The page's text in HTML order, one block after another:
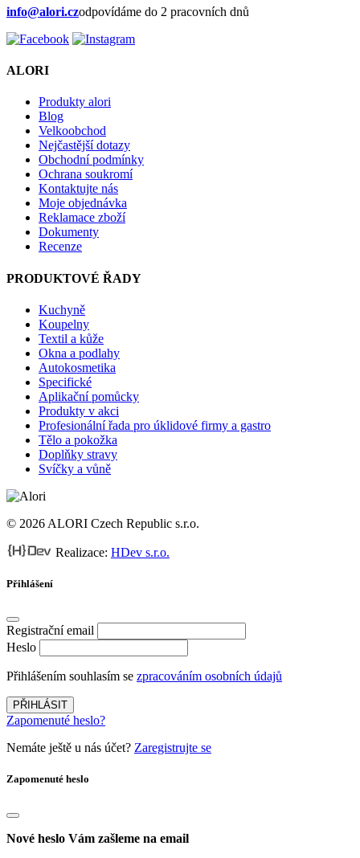
info@alori.czodpovídáme do 2 pracovních dnů
ALORI
Produkty alori
Blog
Velkoobchod
Nejčastější dotazy
Obchodní podmínky
Ochrana soukromí
Kontaktujte nás
Moje objednávka
Reklamace zboží
Dokumenty
Recenze
PRODUKTOVÉ ŘADY
Kuchyně
Koupelny
Textil a kůže
Okna a podlahy
Autokosmetika
Specifické
Aplikační pomůcky
Produkty v akci
Profesionální řada pro úklidové firmy a gastro
Tělo a pokožka
Doplňky stravy
Svíčky a vůně
© 2026 ALORI Czech Republic s.r.o.
Realizace: HDev s.r.o.
Přihlášení
Registrační email
Heslo
Přihlášením souhlasím se zpracováním osobních údajů
PŘIHLÁSIT
Zapomenuté heslo?
Nemáte ještě u nás účet? Zaregistrujte se
Zapomenuté heslo
Nové heslo Vám zašleme na email